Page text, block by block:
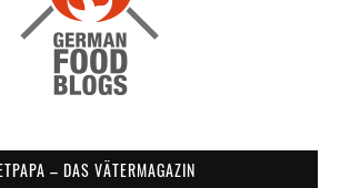
– DAS VÄTERMAGAZIN